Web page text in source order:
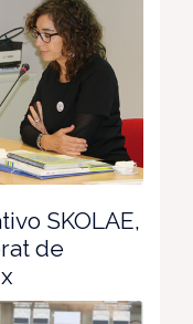
SKOLAE,
de